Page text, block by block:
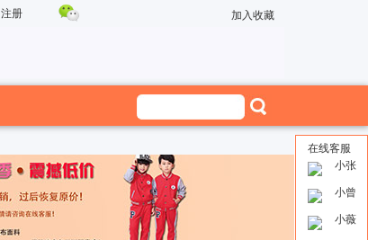
注册 加入收藏
在线客服
小张
小曾
小薇